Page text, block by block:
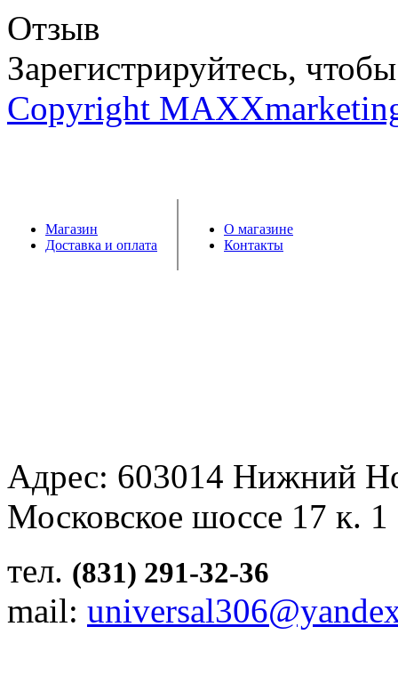
Отзыв
Зарегистрируйтесь,
Copyright
Магазин
Доставка и оплата
О магазине
Контакты
Адрес: 603014 Нижний
Московское шоссе 17 к.
тел. (831) 291-32-36
mail: